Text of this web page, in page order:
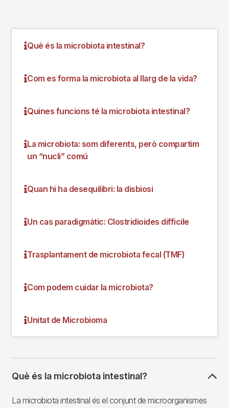
Què és la microbiota intestinal?
Com es forma la microbiota al llarg de la vida?
Quines funcions té la microbiota intestinal?
La microbiota: som diferents, però compartim
un “nucli” comú
Quan hi ha desequilibri: la disbiosi
Un cas paradigmàtic: Clostridioides difficile
Trasplantament de microbiota fecal (TMF)
Com podem cuidar la microbiota?
Unitat de Microbioma
Què és la microbiota intestinal?
La microbiota intestinal és el conjunt de microorganismes